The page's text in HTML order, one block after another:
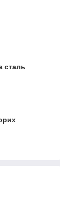
сталь